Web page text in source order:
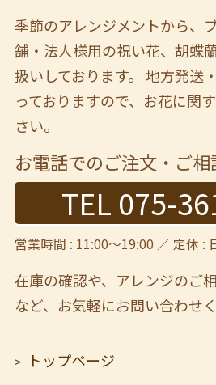
季節のアレンジメントから、
舗・法人様用の祝い花、胡蝶
扱いしております。 地方発送
っておりますので、お花に関
さい。
お電話でのご注文・ご相
TEL 075-
営業時間 : 11:00～19:00 ／ 定休 :
在庫の確認や、アレンジのご
など、 お気軽にお問い合わせ
トップページ